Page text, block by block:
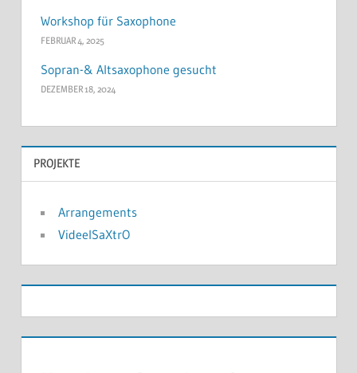
Workshop für Saxophone
FEBRUAR 4, 2025
Sopran-& Altsaxophone gesucht
DEZEMBER 18, 2024
PROJEKTE
Arrangements
VideelSaXtrO